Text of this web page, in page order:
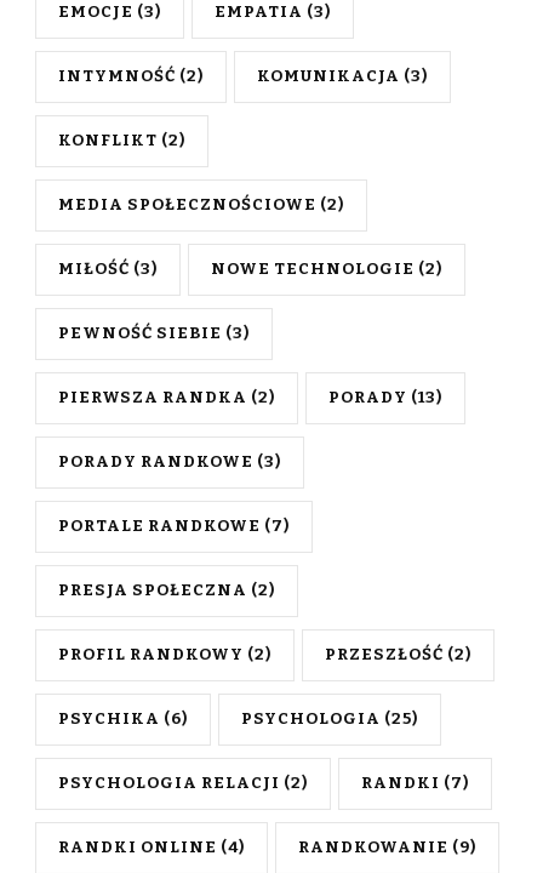
EMOCJE (3) EMPATIA (3)
INTYMNOŚĆ (2) KOMUNIKACJA (3)
KONFLIKT (2)
MEDIA SPOŁECZNOŚCIOWE (2)
MIŁOŚĆ (3) NOWE TECHNOLOGIE (2)
PEWNOŚĆ SIEBIE (3)
PIERWSZA RANDKA (2) PORADY (13)
PORADY RANDKOWE (3)
PORTALE RANDKOWE (7)
PRESJA SPOŁECZNA (2)
PROFIL RANDKOWY (2) PRZESZŁOŚĆ (2)
PSYCHIKA (6) PSYCHOLOGIA (25)
PSYCHOLOGIA RELACJI (2) RANDKI (7)
RANDKI ONLINE (4) RANDKOWANIE (9)